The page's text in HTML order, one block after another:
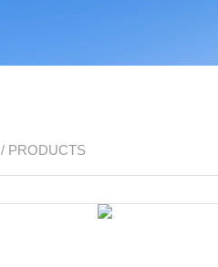
/ PRODUCTS